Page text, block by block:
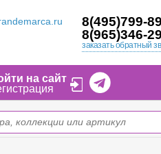
8(495)799-
8(965)346-
заказать обратный
на сайт